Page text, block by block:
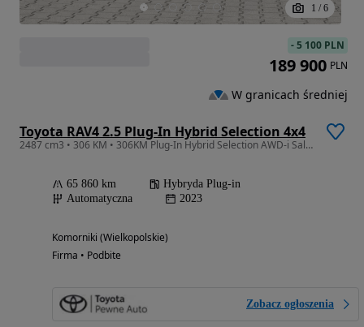
1 / 6
Toyota RAV4 2.5 Plug-In Hybrid Selection 4x4
2487 cm3 • 306 KM • 306KM Plug-In Hybrid Selection AWD-i SalonPL F.23% Toyota Komorniki
65 860 km
Hybryda Plug-in
Automatyczna
2023
Komorniki (Wielkopolskie)
Firma • Podbite
Zobacz ogłoszenia
-5 100 PLN
189 900 PLN
W granicach średniej